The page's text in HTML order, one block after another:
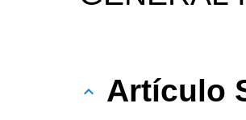
Artículo